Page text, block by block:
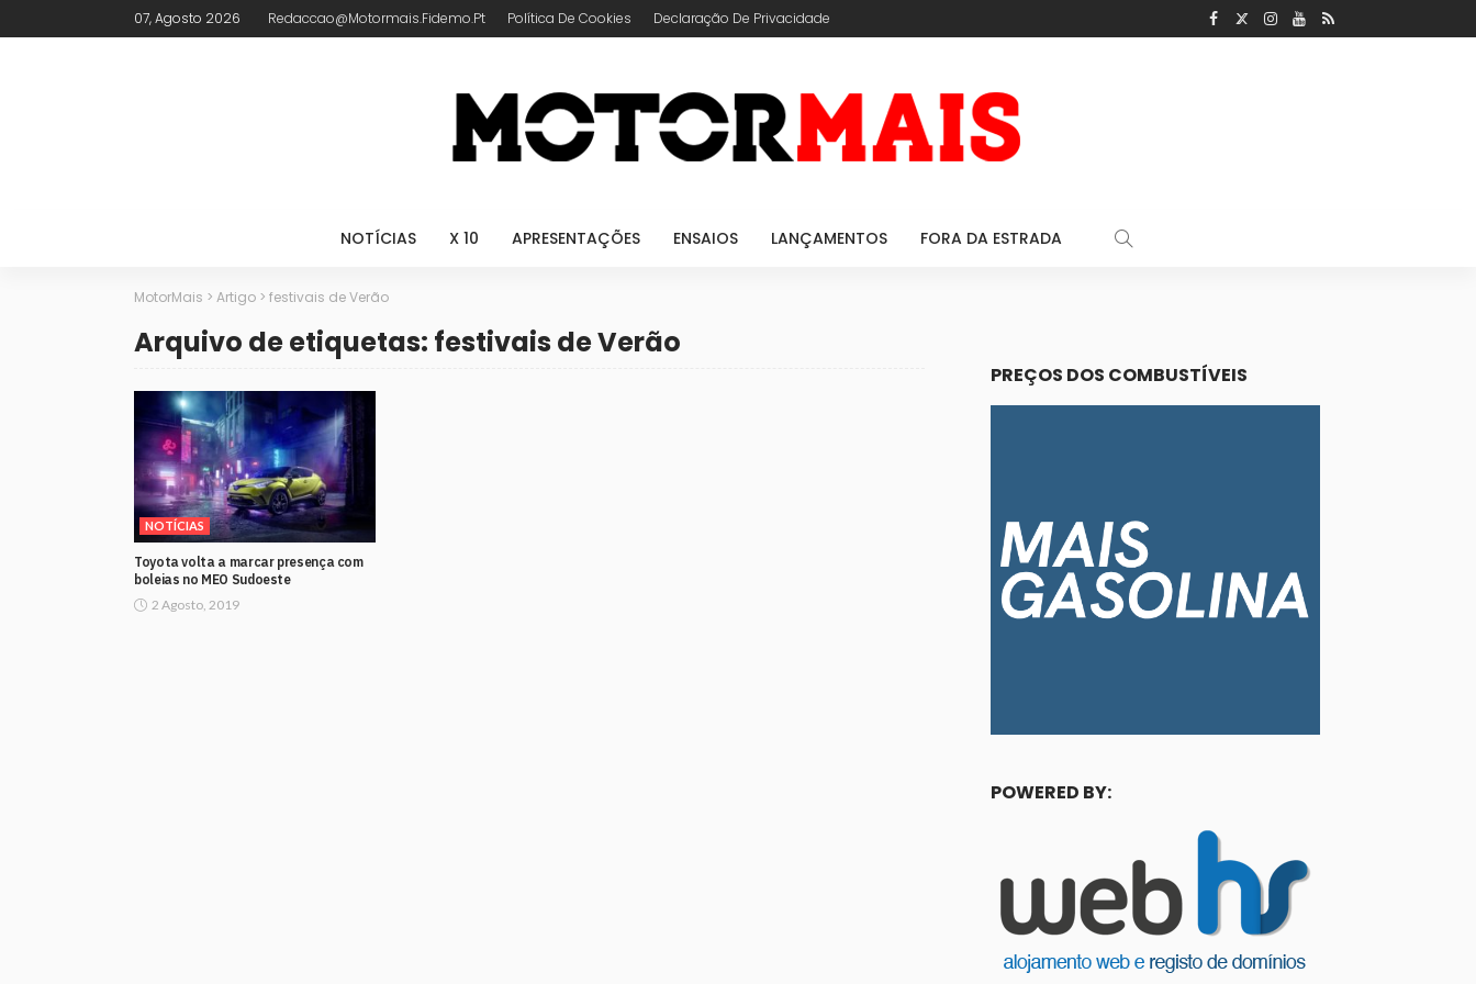
07, Agosto 2026 Redaccao@motormais.fidemo.pt Política De Cookies Declaração De Privacidade
NOTÍCIAS X 10 APRESENTAÇÕES ENSAIOS LANÇAMENTOS FORA DA ESTRADA
MotorMais > Artigo > festivais de Verão
Arquivo de etiquetas: festivais de Verão
NOTÍCIAS
Toyota volta a marcar presença com
boleias no MEO Sudoeste
2 Agosto, 2019
PREÇOS DOS COMBUSTÍVEIS
POWERED BY: